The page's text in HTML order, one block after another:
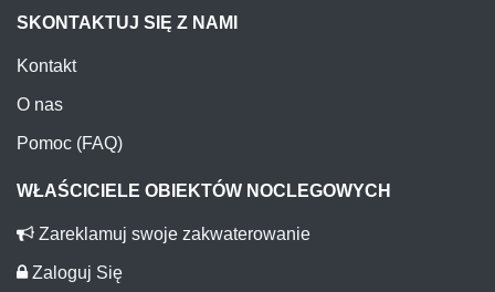
SKONTAKTUJ SIĘ Z NAMI
Kontakt
O nas
Pomoc (FAQ)
WŁAŚCICIELE OBIEKTÓW NOCLEGOWYCH
Zareklamuj swoje zakwaterowanie
Zaloguj Się